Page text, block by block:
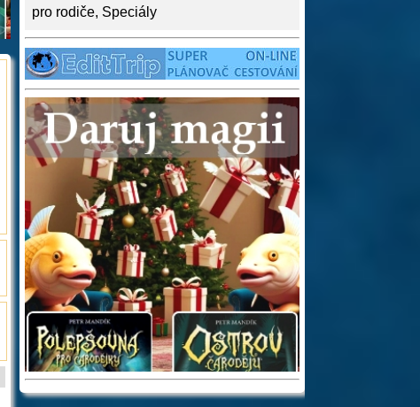
pro rodiče, Speciály